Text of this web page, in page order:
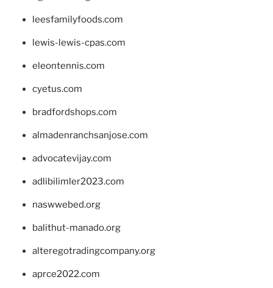
leesfamilyfoods.com
lewis-lewis-cpas.com
eleontennis.com
cyetus.com
bradfordshops.com
almadenranchsanjose.com
advocatevijay.com
adlibilimler2023.com
naswwebed.org
balithut-manado.org
alteregotradingcompany.org
aprce2022.com